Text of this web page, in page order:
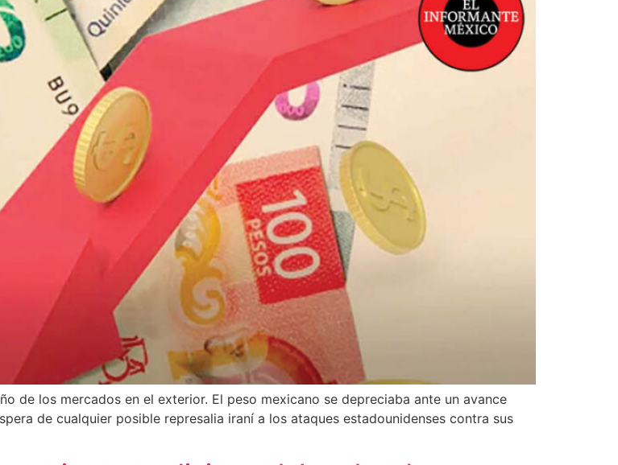
de los mercados en el exterior. El peso mexicano se depreciaba ante un avance
de cualquier posible represalia iraní a los ataques estadounidenses contra sus